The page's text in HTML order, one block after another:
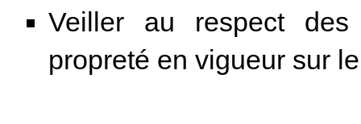
Veiller au respect des
propreté en vigueur sur